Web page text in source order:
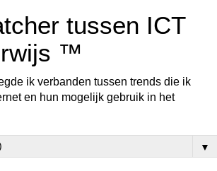
tussen ICT
™
ik verbanden tussen trends die ik
en hun mogelijk gebruik in het
▼